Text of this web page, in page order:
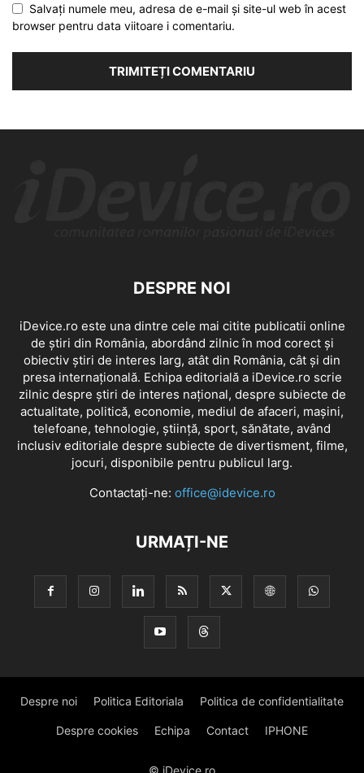
Salvați numele meu, adresa de e-mail și site-ul web în acest
browser pentru data viitoare i comentariu.
DESPRE NOI
iDevice.ro este una dintre cele mai citite publicatii online
de știri din România, abordând zilnic în mod corect și
obiectiv știri de interes larg, atât din România, cât și din
presa internațională. Echipa editorială a iDevice.ro scrie
zilnic despre știri de interes național, despre subiecte de
actualitate, politică, economie, mediul de afaceri, mașini,
telefoane, tehnologie, știință, sport, sănătate, având
inclusiv editoriale despre subiecte de divertisment, filme,
jocuri, disponibile pentru publicul larg.
Contactați-ne: office@idevice.ro
URMAȚI-NE
Despre noi Politica Editoriala Politica de confidentialitate
Despre cookies Echipa Contact IPHONE